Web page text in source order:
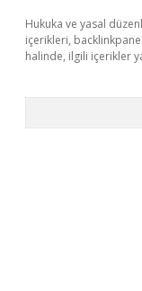
Hukuka ve yasal
içerikleri,
halinde, ilgili içerikler